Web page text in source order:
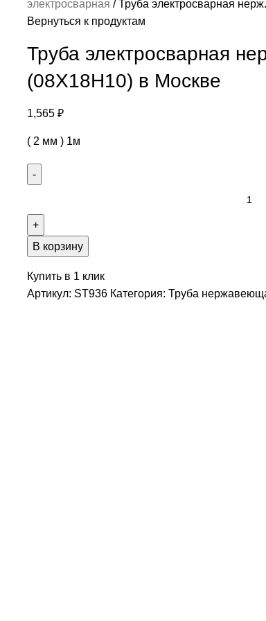
электросварная
Труба электросварная
Вернуться к продуктам
Труба электросварная
(08Х18Н10) в Москве
1,565 ₽
( 2 мм ) 1м
В корзину
Купить в 1 клик
Артикул: ST936 Категория: Труба